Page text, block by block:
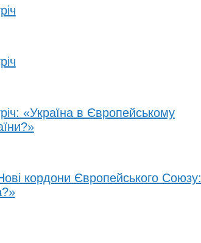
«Україна в Європейському
кордони Європейського Союзу: